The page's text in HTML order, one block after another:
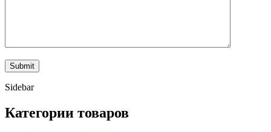
Sidebar
Категории товаров